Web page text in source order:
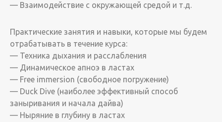
— Взаимодействие с окружающей средой и т.д.
Практические занятия и навыки, которые мы будем
отрабатывать в течение курса:
— Техника дыхания и расслабления
— Динамическое апноэ в ластах
— Free immersion (свободное погружение)
— Duck Dive (наиболее эффективный способ
заныривания и начала дайва)
— Ныряние в глубину в ластах